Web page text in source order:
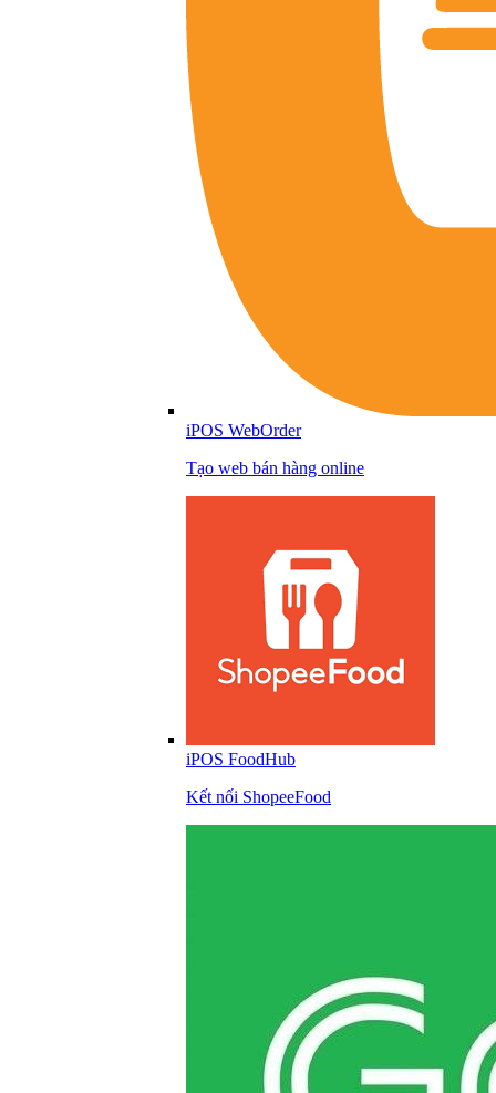
iPOS WebOrder
Tạo web bán hàng online
iPOS FoodHub
Kết nối ShopeeFood